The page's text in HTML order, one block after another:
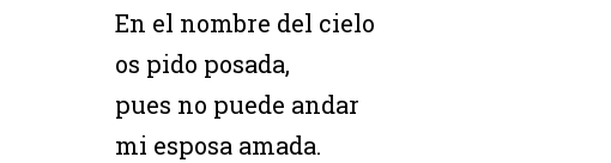
En el nombre del cielo
os pido posada,
pues no puede andar
mi esposa amada.